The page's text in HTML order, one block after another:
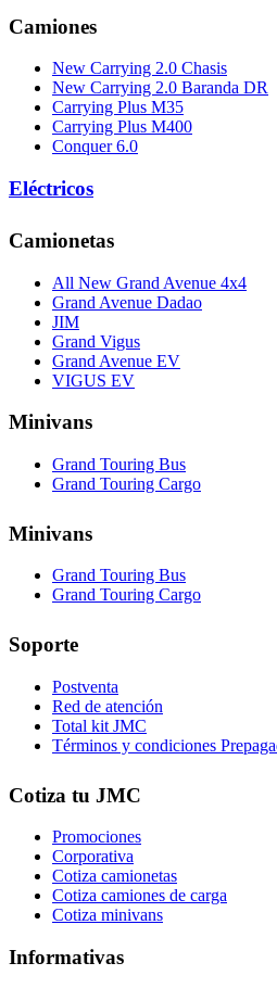
Camiones
New Carrying 2.0 Chasis
New Carrying 2.0 Baranda DR
Carrying Plus M35
Carrying Plus M400
Conquer 6.0
Eléctricos
Camionetas
All New Grand Avenue 4x4
Grand Avenue Dadao
JIM
Grand Vigus
Grand Avenue EV
VIGUS EV
Minivans
Grand Touring Bus
Grand Touring Cargo
Minivans
Grand Touring Bus
Grand Touring Cargo
Soporte
Postventa
Red de atención
Total kit JMC
Términos y condiciones
Cotiza tu JMC
Promociones
Corporativa
Cotiza camionetas
Cotiza camiones de carga
Cotiza minivans
Informativas